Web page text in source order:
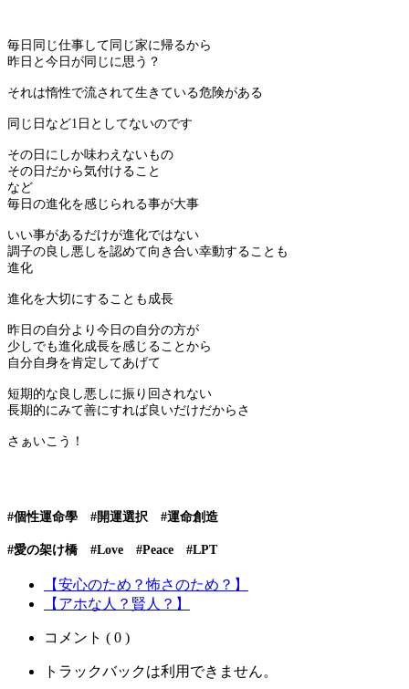
毎日同じ仕事して同じ家に帰るから
昨日と今日が同じに思う？
それは惰性で流されて生きている危険がある
同じ日など1日としてないのです
その日にしか味わえないもの
その日だから気付けること
など
毎日の進化を感じられる事が大事
いい事があるだけが進化ではない
調子の良し悪しを認めて向き合い幸動することも
進化
進化を大切にすることも成長
昨日の自分より今日の自分の方が
少しでも進化成長を感じることから
自分自身を肯定してあげて
短期的な良し悪しに振り回されない
長期的にみて善にすれば良いだけだからさ
さぁいこう！
#個性運命學 #開運選択 #運命創造
#愛の架け橋 #Love #Peace #LPT
【安心のため？怖さのため？】
【アホな人？賢人？】
コメント ( 0 )
トラックバックは利用できません。